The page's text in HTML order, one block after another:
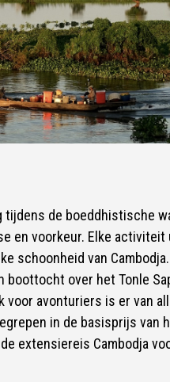
de boeddhistische
en voorkeur. Elke
schoonheid van
over het Tonle
avonturiers is er van
in de basisprijs van
extensiereis Cambodja